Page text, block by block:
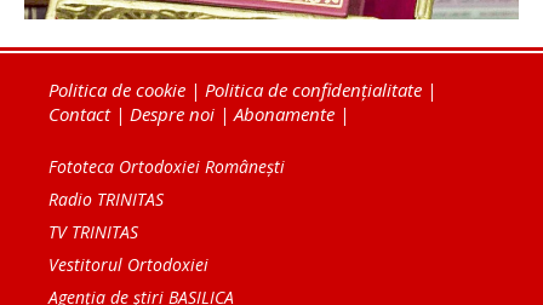
Politica de cookie | Politica de confidențialitate |
Contact| Despre noi | Abonamente |
Fototeca Ortodoxiei Românești
Radio TRINITAS
TV TRINITAS
Vestitorul Ortodoxiei
Agenţia de ştiri BASILICA